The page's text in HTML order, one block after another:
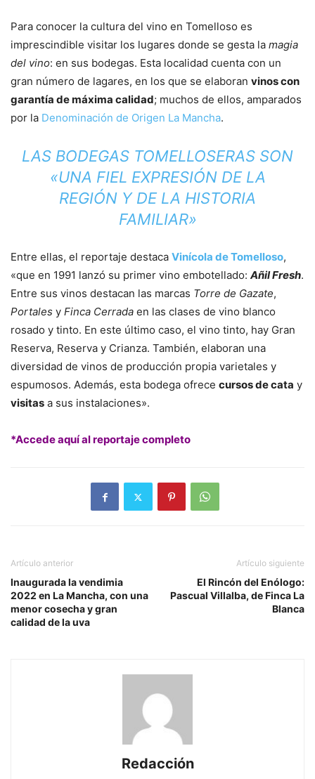
Para conocer la cultura del vino en Tomelloso es
imprescindible visitar los lugares donde se gesta la magia
del vino: en sus bodegas. Esta localidad cuenta con un
gran número de lagares, en los que se elaboran vinos con
garantía de máxima calidad; muchos de ellos, amparados
por la Denominación de Origen La Mancha.
LAS BODEGAS TOMELLOSERAS SON
«UNA FIEL EXPRESIÓN DE LA
REGIÓN Y DE LA HISTORIA
FAMILIAR»
Entre ellas, el reportaje destaca Vinícola de Tomelloso,
«que en 1991 lanzó su primer vino embotellado: Añil Fresh.
Entre sus vinos destacan las marcas Torre de Gazate,
Portales y Finca Cerrada en las clases de vino blanco
rosado y tinto. En este último caso, el vino tinto, hay Gran
Reserva, Reserva y Crianza. También, elaboran una
diversidad de vinos de producción propia varietales y
espumosos. Además, esta bodega ofrece cursos de cata y
visitas a sus instalaciones».
*Accede aquí al reportaje completo
Artículo anterior
Inaugurada la vendimia
2022 en La Mancha, con una
menor cosecha y gran
calidad de la uva
Artículo siguiente
El Rincón del Enólogo:
Pascual Villalba, de Finca La
Blanca
Redacción